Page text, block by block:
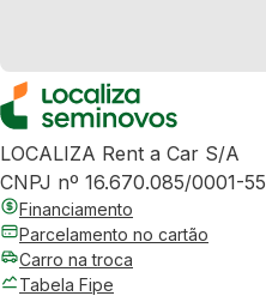
LOCALIZA Rent a Car S/A
CNPJ nº 16.670.085/0001-55
Financiamento
Parcelamento no cartão
Carro na troca
Tabela Fipe